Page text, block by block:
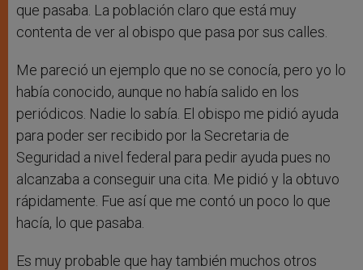
que pasaba. La población claro que está muy
contenta de ver al obispo que pasa por sus calles.
Me pareció un ejemplo que no se conocía, pero yo lo
había conocido, aunque no había salido en los
periódicos. Nadie lo sabía. El obispo me pidió ayuda
para poder ser recibido por la Secretaria de
Seguridad a nivel federal para pedir ayuda pues no
alcanzaba a conseguir una cita. Me pidió y la obtuvo
rápidamente. Fue así que me contó un poco lo que
hacía, lo que pasaba.
Es muy probable que hay también muchos otros